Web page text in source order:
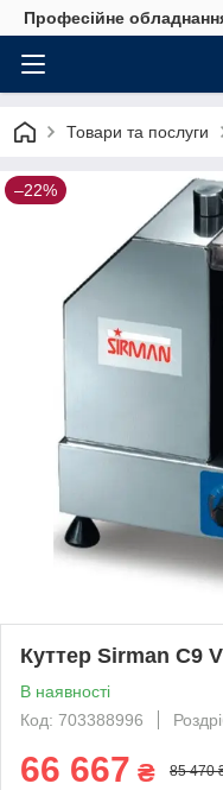
Професійне
Товари та послуги
–22%
Куттер Sirman C9
В наявності
Код: 703388996
66 667 ₴ 85 470